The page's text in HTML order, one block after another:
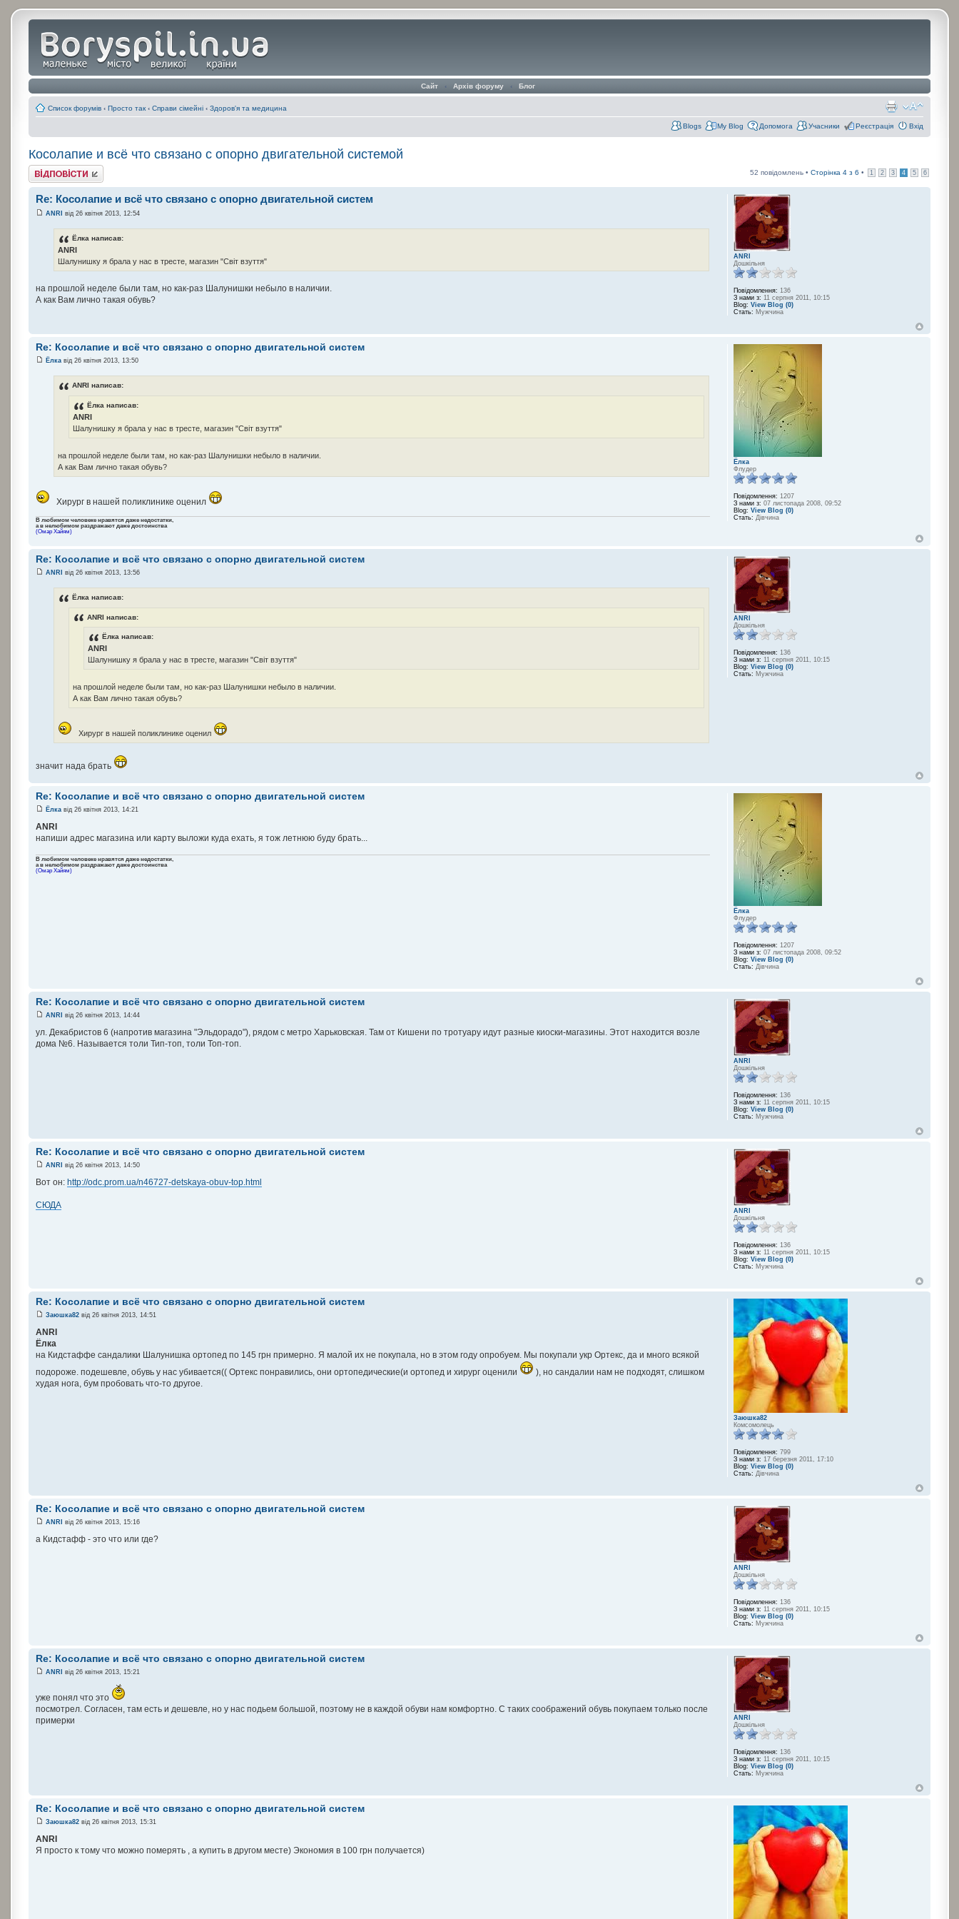
Сайт ‹ Архів форуму ‹ Блог
Список форумів ‹ Просто так ‹ Справи сімейні ‹ Здоров'я та медицина
Blogs My Blog Допомога Учасники Реєстрація Вхід
Косолапие и всё что связано с опорно двигательной системой
Відповісти 52 повідомлень • Сторінка 4з 6 • 1 2 3 4 5 6
Re: Косолапие и всё что связано с опорно двигательной систем
ANRI від 26 квітня 2013, 12:54
Ёлка написав:
ANRI
Шалунишку я брала у нас в тресте, магазин "Світ взуття"
на прошлой неделе были там, но как-раз Шалунишки небыло в наличии.
А как Вам лично такая обувь?
ANRI
Дошкільня
Повідомлення: 136
З нами з: 11 серпня 2011, 10:15
Blog: View Blog (0)
Стать: Мужчина
Re: Косолапие и всё что связано с опорно двигательной систем
Ёлка від 26 квітня 2013, 13:50
ANRI написав:
Ёлка написав:
ANRI
Шалунишку я брала у нас в тресте, магазин "Світ взуття"
на прошлой неделе были там, но как-раз Шалунишки небыло в наличии.
А как Вам лично такая обувь?
Хирург в нашей поликлинике оценил
В любимом человеке нравятся даже недостатки,
а в нелюбимом раздражают даже достоинства
(Омар Хайям)
Ёлка
Флудер
Повідомлення: 1207
З нами з: 07 листопада 2008, 09:52
Blog: View Blog (0)
Стать: Дівчина
Re: Косолапие и всё что связано с опорно двигательной систем
ANRI від 26 квітня 2013, 13:56
Ёлка написав:
ANRI написав:
Ёлка написав:
ANRI
Шалунишку я брала у нас в тресте, магазин "Світ взуття"
на прошлой неделе были там, но как-раз Шалунишки небыло в наличии.
А как Вам лично такая обувь?
Хирург в нашей поликлинике оценил
значит нада брать
ANRI
Дошкільня
Повідомлення: 136
З нами з: 11 серпня 2011, 10:15
Blog: View Blog (0)
Стать: Мужчина
Re: Косолапие и всё что связано с опорно двигательной систем
Ёлка від 26 квітня 2013, 14:21
ANRI
напиши адрес магазина или карту выложи куда ехать, я тож летнюю буду брать...
В любимом человеке нравятся даже недостатки,
а в нелюбимом раздражают даже достоинства
(Омар Хайям)
Ёлка
Флудер
Повідомлення: 1207
З нами з: 07 листопада 2008, 09:52
Blog: View Blog (0)
Стать: Дівчина
Re: Косолапие и всё что связано с опорно двигательной систем
ANRI від 26 квітня 2013, 14:44
ул. Декабристов 6 (напротив магазина "Эльдорадо"), рядом с метро Харьковская. Там от Кишени по тротуару идут разные киоски-магазины. Этот находится возле
дома №6. Называется толи Тип-топ, толи Топ-топ.
ANRI
Дошкільня
Повідомлення: 136
З нами з: 11 серпня 2011, 10:15
Blog: View Blog (0)
Стать: Мужчина
Re: Косолапие и всё что связано с опорно двигательной систем
ANRI від 26 квітня 2013, 14:50
Вот он:http://odc.prom.ua/n46727-detskaya-obuv-top.html
СЮДА
ANRI
Дошкільня
Повідомлення: 136
З нами з: 11 серпня 2011, 10:15
Blog: View Blog (0)
Стать: Мужчина
Re: Косолапие и всё что связано с опорно двигательной систем
Заюшка82 від 26 квітня 2013, 14:51
ANRI
Ёлка
на Кидстаффе сандалики Шалунишка ортопед по 145 грн примерно. Я малой их не покупала, но в этом году опробуем. Мы покупали укр Ортекс, да и много всякой
подороже. подешевле, обувь у нас убивается(( Ортекс понравились, они ортопедические(и ортопед и хирург оценили
), но сандалии нам не подходят, слишком
худая нога, бум пробовать что-то другое.
Заюшка82
Комсомолець
Повідомлення: 799
З нами з: 17 березня 2011, 17:10
Blog: View Blog (0)
Стать: Дівчина
Re: Косолапие и всё что связано с опорно двигательной систем
ANRI від 26 квітня 2013, 15:16
а Кидстафф - это что или где?
ANRI
Дошкільня
Повідомлення: 136
З нами з: 11 серпня 2011, 10:15
Blog: View Blog (0)
Стать: Мужчина
Re: Косолапие и всё что связано с опорно двигательной систем
ANRI від 26 квітня 2013, 15:21
уже понял что это
посмотрел. Согласен, там есть и дешевле, но у нас подьем большой, поэтому не в каждой обуви нам комфортно. С таких соображений обувь покупаем только после
примерки
ANRI
Дошкільня
Повідомлення: 136
З нами з: 11 серпня 2011, 10:15
Blog: View Blog (0)
Стать: Мужчина
Re: Косолапие и всё что связано с опорно двигательной систем
Заюшка82 від 26 квітня 2013, 15:31
ANRI
Я просто к тому что можно померять , а купить в другом месте) Экономия в 100 грн получается)